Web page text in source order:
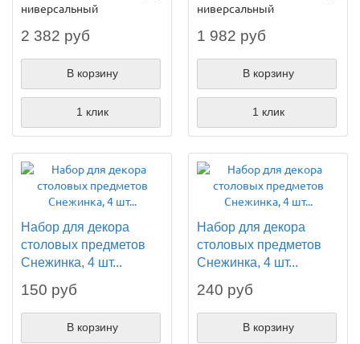
ниверсальный
2 382 руб
В корзину
1 клик
ниверсальный
1 982 руб
В корзину
1 клик
Набор для декора
столовых предметов
Снежинка, 4 шт...
150 руб
В корзину
Набор для декора
столовых предметов
Снежинка, 4 шт...
240 руб
В корзину